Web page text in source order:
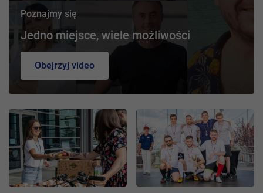
Poznajmy się
Jedno miejsce, wiele możliwości
Obejrzyj video